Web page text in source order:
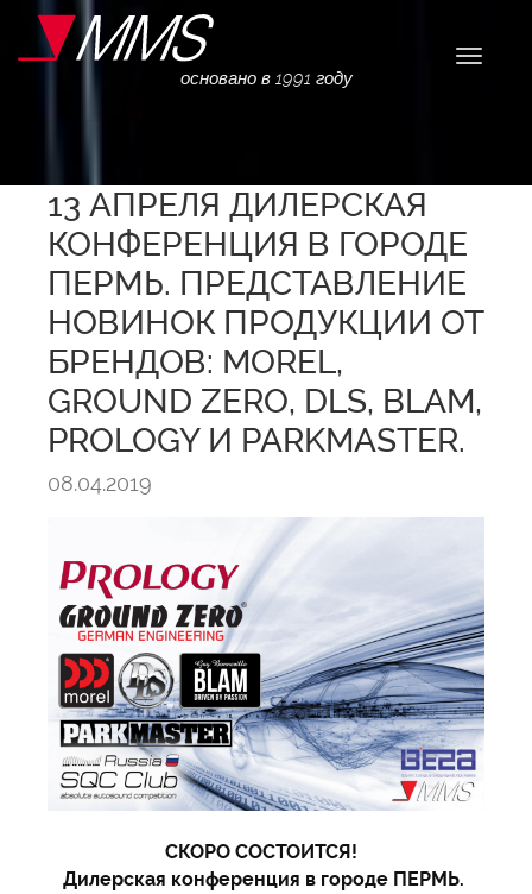
основано в 1991 году
13 АПРЕЛЯ ДИЛЕРСКАЯ
КОНФЕРЕНЦИЯ В ГОРОДЕ
ПЕРМЬ. ПРЕДСТАВЛЕНИЕ
НОВИНОК ПРОДУКЦИИ ОТ
БРЕНДОВ: MOREL,
GROUND ZERO, DLS, BLAM,
PROLOGY И PARKMASTER.
08.04.2019
СКОРО СОСТОИТСЯ!
Дилерская конференция в городе ПЕРМЬ.